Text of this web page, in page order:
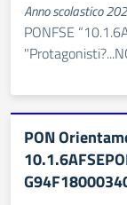
Anno scolastico
PONFSE
PON